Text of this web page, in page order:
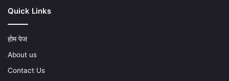
Quick Links
होम पेज
About us
Contact Us